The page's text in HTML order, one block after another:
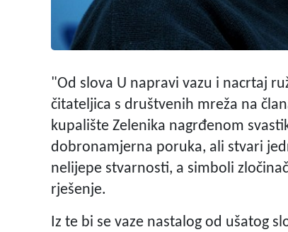
"Od slova U napravi vazu i nacrtaj
čitateljica s društvenih mreža na
kupalište Zelenika nagrđenom
dobronamjerna poruka, ali stvari
nelijepe stvarnosti, a simboli
rješenje.
Iz te bi se vaze nastalog od ušatog